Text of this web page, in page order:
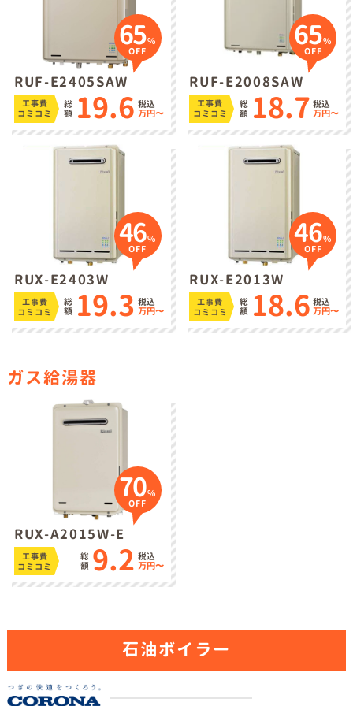
RUF-E2405SAW
工事費
コミコミ
総
額 19.6 税込
万円〜
65%
OFF
RUF-E2008SAW
工事費
コミコミ
総
額 18.7 税込
万円〜
65%
OFF
RUX-E2403W
工事費
コミコミ
総
額 19.3 税込
万円〜
46%
OFF
RUX-E2013W
工事費
コミコミ
総
額 18.6 税込
万円〜
46%
OFF
ガス給湯器
RUX-A2015W-E
工事費
コミコミ
総
額 9.2 税込
万円〜
70%
OFF
石油ボイラー